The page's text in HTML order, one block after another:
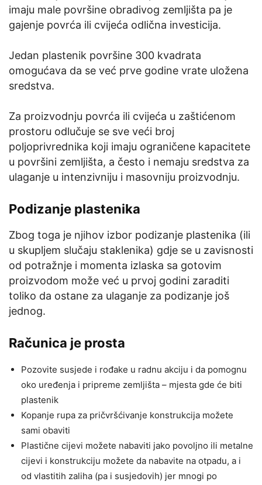
imaju male površine obradivog zemljišta pa je
gajenje povrća ili cvijeća odlična investicija.
Jedan plastenik površine 300 kvadrata
omogućava da se već prve godine vrate uložena
sredstva.
Za proizvodnju povrća ili cvijeća u zaštićenom
prostoru odlučuje se sve veći broj
poljoprivrednika koji imaju ograničene kapacitete
u površini zemljišta, a često i nemaju sredstva za
ulaganje u intenzivniju i masovniju proizvodnju.
Podizanje plastenika
Zbog toga je njihov izbor podizanje plastenika (ili
u skupljem slučaju staklenika) gdje se u zavisnosti
od potražnje i momenta izlaska sa gotovim
proizvodom može već u prvoj godini zaraditi
toliko da ostane za ulaganje za podizanje još
jednog.
Računica je prosta
Pozovite susjede i rođake u radnu akciju i da pomognu
oko uređenja i pripreme zemljišta – mjesta gde će biti
plastenik
Kopanje rupa za pričvršćivanje konstrukcija možete
sami obaviti
Plastične cijevi možete nabaviti jako povoljno ili metalne
cijevi i konstrukciju možete da nabavite na otpadu, a i
od vlastitih zaliha (pa i susjedovih) jer mnogi po